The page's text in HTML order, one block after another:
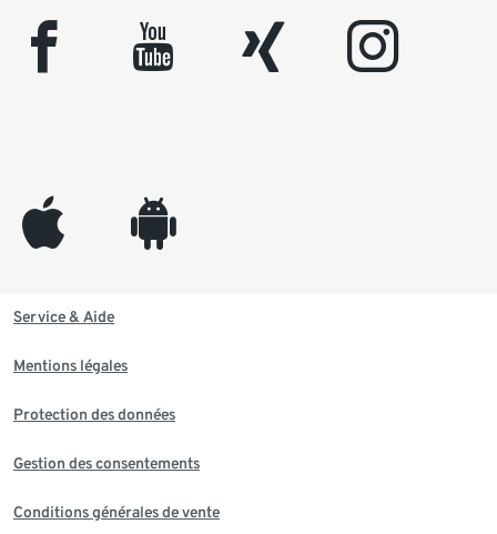
facebook youtube xing instagram
appleinc android
Service & Aide
Mentions légales
Protection des données
Gestion des consentements
Conditions générales de vente